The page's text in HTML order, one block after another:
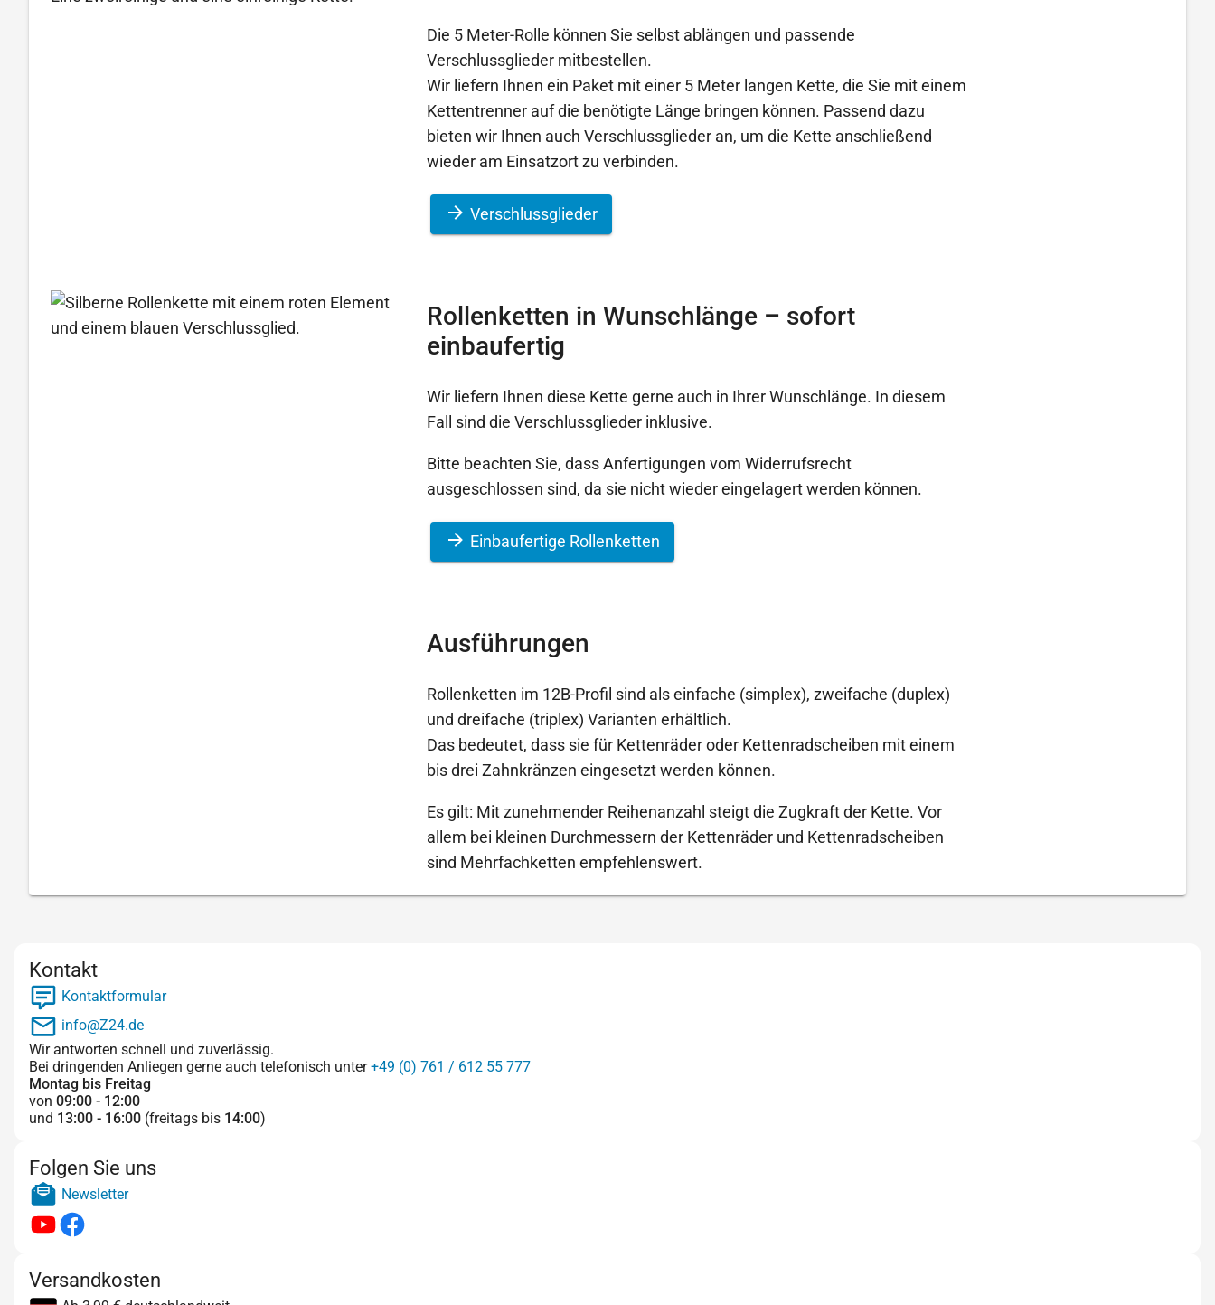
Die 5 Meter-Rolle können Sie selbst ablängen und passende
Verschlussglieder mitbestellen.
Wir liefern Ihnen ein Paket mit einer 5 Meter langen Kette, die Sie mit einem
Kettentrenner auf die benötigte Länge bringen können. Passend dazu
bieten wir Ihnen auch Verschlussglieder an, um die Kette anschließend
wieder am Einsatzort zu verbinden.
Verschlussglieder
Rollenketten in Wunschlänge – sofort
einbaufertig
Wir liefern Ihnen diese Kette gerne auch in Ihrer Wunschlänge. In diesem
Fall sind die Verschlussglieder inklusive.
Bitte beachten Sie, dass Anfertigungen vom Widerrufsrecht
ausgeschlossen sind, da sie nicht wieder eingelagert werden können.
Einbaufertige Rollenketten
Ausführungen
Rollenketten im 12B-Profil sind als einfache (simplex), zweifache (duplex)
und dreifache (triplex) Varianten erhältlich.
Das bedeutet, dass sie für Kettenräder oder Kettenradscheiben mit einem
bis drei Zahnkränzen eingesetzt werden können.
Es gilt: Mit zunehmender Reihenanzahl steigt die Zugkraft der Kette. Vor
allem bei kleinen Durchmessern der Kettenräder und Kettenradscheiben
sind Mehrfachketten empfehlenswert.
Kontakt
Kontaktformular
info@Z24.de
Wir antworten schnell und zuverlässig.
Bei dringenden Anliegen gerne auch telefonisch unter+49 (0) 761 / 612 55 777
Montag bis Freitag
von 09:00 - 12:00
und 13:00 - 16:00 (freitags bis 14:00)
Folgen Sie uns
Newsletter
Versandkosten